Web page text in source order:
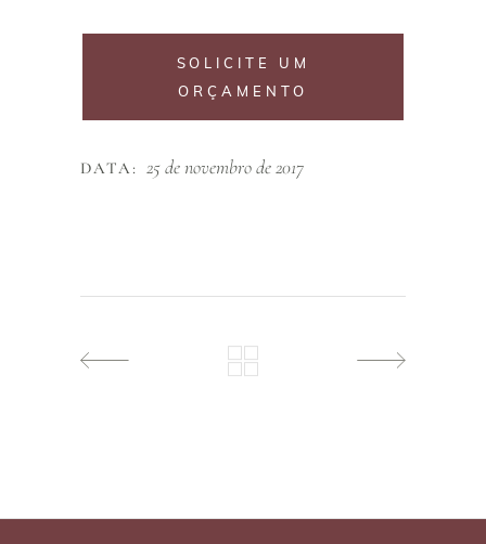
SOLICITE UM
ORÇAMENTO
DATA: 25 de novembro de 2017